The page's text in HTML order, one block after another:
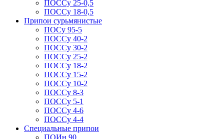
ПОССу 25-0,5
ПОССу 18-0,5
Припои сурьмянистые
ПОСу 95-5
ПОССу 40-2
ПОССу 30-2
ПОССу 25-2
ПОССу 18-2
ПОССу 15-2
ПОССу 10-2
ПОССу 8-3
ПОССу 5-1
ПОССу 4-6
ПОССу 4-4
Специальные припои